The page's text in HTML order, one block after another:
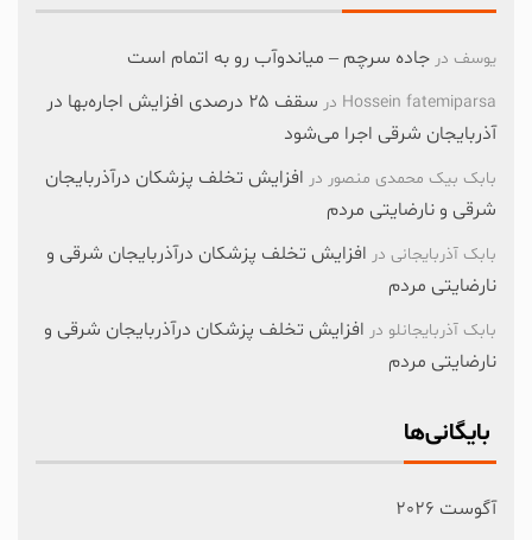
یوسف در جاده سرچم – میاندوآب رو به اتمام است
Hossein fatemiparsa در
سقف ۲۵ درصدی افزایش اجاره‌بها در
آذربایجان شرقی اجرا می‌شود
بابک بیک محمدی منصور در افزایش تخلف پزشکان درآذربایجان
شرقی و نارضایتی مردم
بابک آذربایجانی در افزایش تخلف پزشکان درآذربایجان شرقی و
نارضایتی مردم
بابک آذربایجانلو در افزایش تخلف پزشکان درآذربایجان شرقی و
نارضایتی مردم
بایگانی‌ها
آگوست 2026